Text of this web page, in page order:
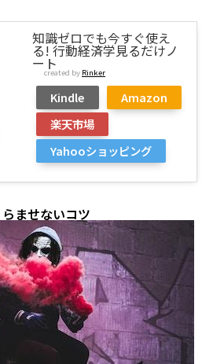
知識ゼロでも今すぐ使え
る! 行動経済学見るだけノ
ートcreated by Rinker
Kindle
Amazon
楽天市場
Yahooショッピング
ませないコツ